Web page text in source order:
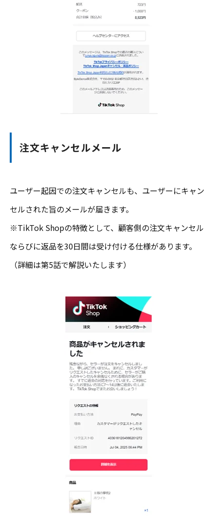
注文キャンセルメール
ユーザー起因での注文キャンセルも、ユーザーにキャン
セルされた旨のメールが届きます。
※TikTok Shopの特徴として、顧客側の注文キャンセル
ならびに返品を30日間は受け付ける仕様があります。
（詳細は第5話で解説いたします）